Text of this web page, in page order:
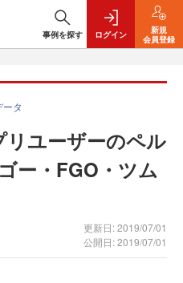
事例を探す ログイン
新規
会員登録
タ
ユーザーのペル
ー・FGO・ツム
更新日: 2019/07/01
公開日: 2019/07/01